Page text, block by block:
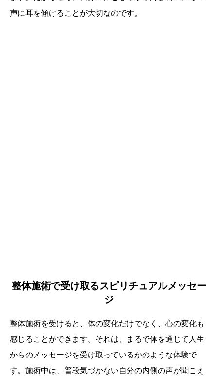
声に耳を傾けることが大切なのです。
整体施術で受け取るスピリチュアルメッセー
ジ
整体施術を受けると、体の変化だけでなく、心の変化も
感じることができます。それは、まるで体を通じて人生
からのメッセージを受け取っているかのような体験で
す。施術中は、普段気づかない自分の内側の声が聞こえ